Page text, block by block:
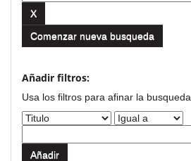
Comenzar nueva busqueda
Añadir filtros:
Usa los filtros para afinar la busqueda.